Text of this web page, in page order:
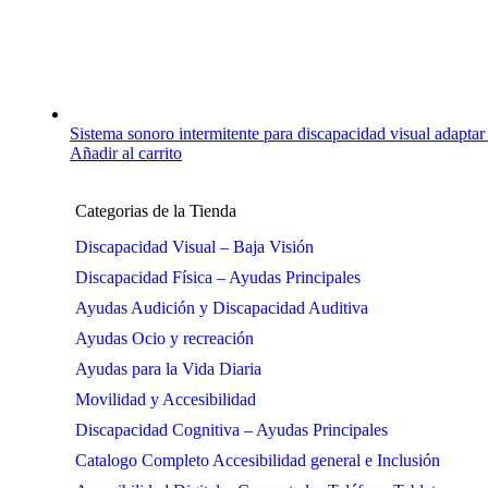
Sistema sonoro intermitente para discapacidad visual
Añadir al carrito
Categorias de la Tienda
Discapacidad Visual – Baja Visión
Discapacidad Física – Ayudas Principales
Ayudas Audición y Discapacidad Auditiva
Ayudas Ocio y recreación
Ayudas para la Vida Diaria
Movilidad y Accesibilidad
Discapacidad Cognitiva – Ayudas Principales
Catalogo Completo Accesibilidad general e Inclusión